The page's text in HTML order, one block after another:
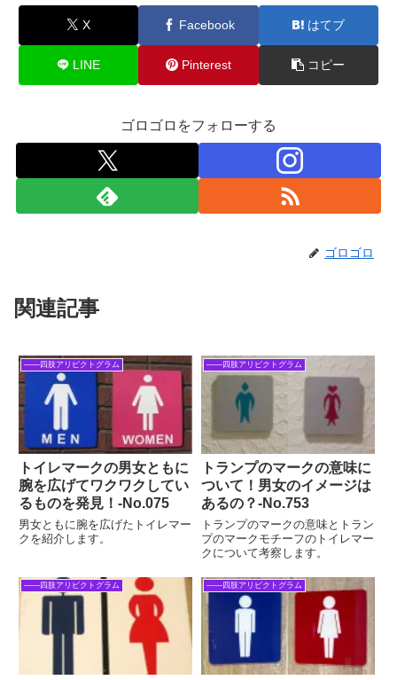
X Facebook はてブ
LINE Pinterest コピー
ゴロゴロをフォローする
ゴロゴロ
関連記事
――四肢アリピクトグラム
トイレマークの男女ともに
腕を広げてワクワクしてい
るものを発見！-No.075
男女ともに腕を広げたトイレマー
クを紹介します。
――四肢アリピクトグラム
トランプのマークの意味に
ついて！男女のイメージは
あるの？‐No.753
トランプのマークの意味とトラン
プのマークモチーフのトイレマー
クについて考察します。
――四肢アリピクトグラム ――四肢アリピクトグラム